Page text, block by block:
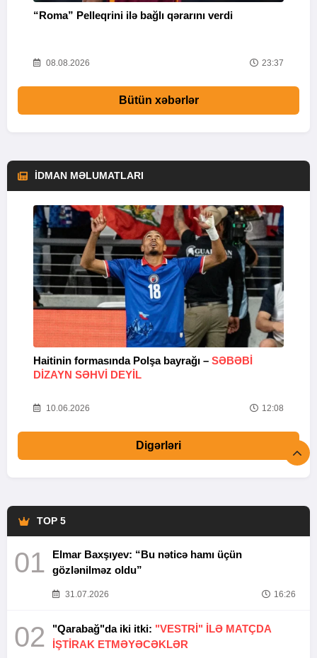
“Roma” Pelleqrini ilə bağlı qərarını verdi
08.08.2026 23:37
Bütün xəbərlər
İDMAN MƏLUMATLARI
Haitinin formasında Polşa bayrağı – SƏBƏBI
DIZAYN SƏHVI DEYIL
10.06.2026 12:08
Digərləri
TOP 5
01
Elmar Baxşıyev: “Bu nəticə hamı üçün
gözlənilməz oldu”
31.07.2026 16:26
02 "Qarabağ"da iki itki: "VESTRİ" İLƏ MATÇDA
İŞTİRAK ETMƏYƏCƏKLƏR